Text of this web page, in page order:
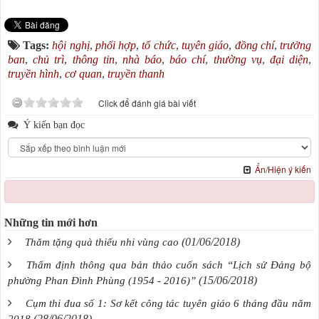
Tags:hội nghị, phối hợp,tổ chức, tuyên giáo, đồng chí,trưởng
ban,chủ trì, thông tin, nhà báo,báo chí, thường vụ, đại diện,
truyền hình, cơ quan, truyền thanh
Click để đánh giá bài viết
Ý kiến bạn đọc
Ẩn/Hiện ý kiến
Những tin mới hơn
Thăm tặng quà thiếu nhi vùng cao (01/06/2018)
Thẩm định thông qua bản thảo cuốn sách “Lịch sử Đảng bộ
phường Phan Đình Phùng (1954 - 2016)” (15/06/2018)
Cụm thi đua số 1: Sơ kết công tác tuyên giáo 6 tháng đầu năm